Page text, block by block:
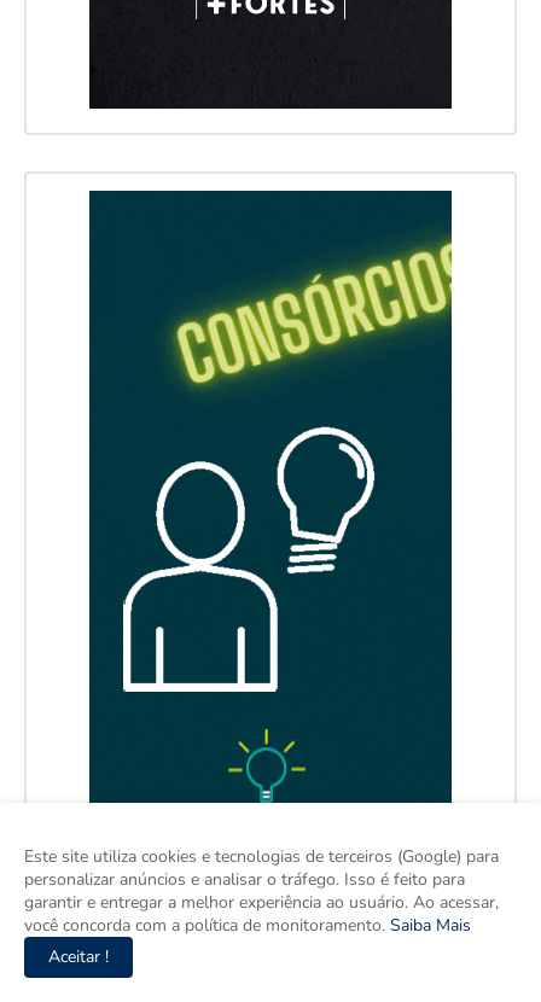
Este site utiliza cookies e tecnologias de terceiros (Google) para
personalizar anúncios e analisar o tráfego. Isso é feito para
garantir e entregar a melhor experiência ao usuário. Ao acessar,
você concorda com a política de monitoramento. Saiba Mais
Aceitar !